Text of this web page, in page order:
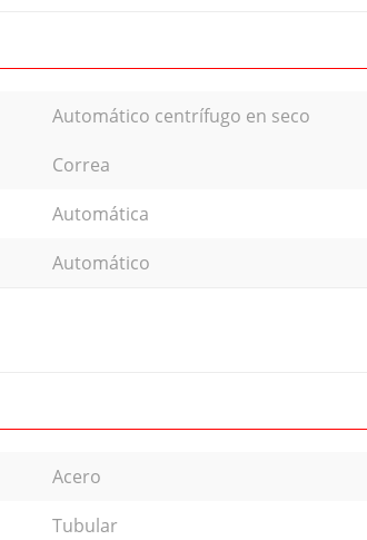
Automático centrífugo en seco
Correa
Automática
Automático
Acero
Tubular